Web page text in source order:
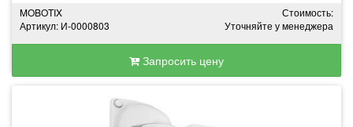
MOBOTIX
Артикул: И-0000803
Стоимость:
Уточняйте у менеджера
Запросить цену